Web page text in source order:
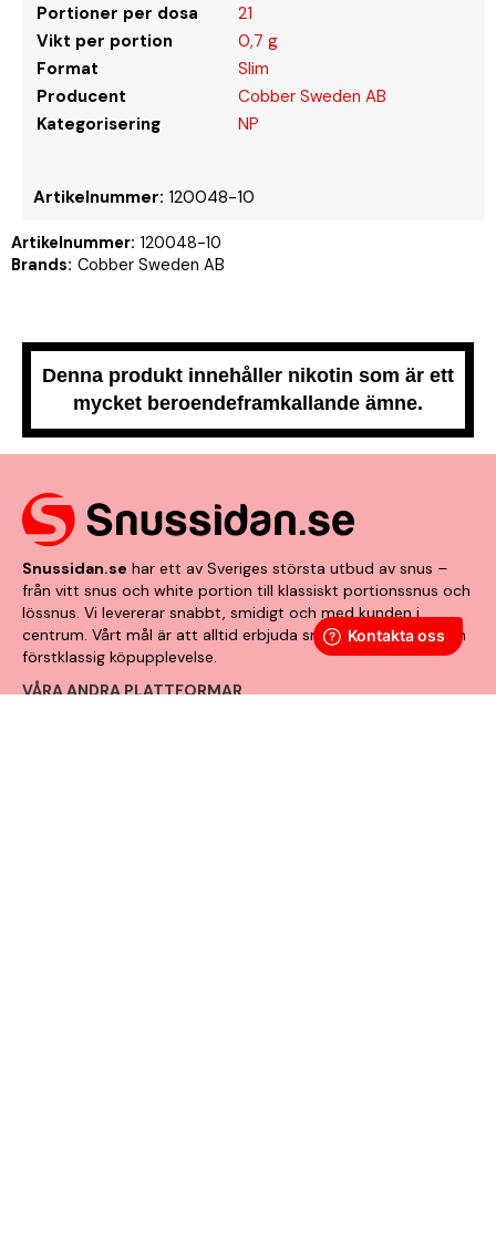
Portioner per dosa
21
Vikt per portion
0,7 g
Format
Slim
Producent
Cobber Sweden AB
Kategorisering
NP
Artikelnummer: 120048-10
Artikelnummer: 120048-10
Brands: Cobber Sweden AB
Denna produkt innehåller nikotin som är ett
mycket beroendeframkallande ämne.
Snussidan.se har ett av Sveriges största utbud av snus –
från vitt snus och white portion till klassiskt portionssnus och
lössnus. Vi levererar snabbt, smidigt och med kunden i
centrum. Vårt mål är att alltid erbjuda snabb leverans och en
förstklassig köpupplevelse.
VÅRA ANDRA PLATTFORMAR